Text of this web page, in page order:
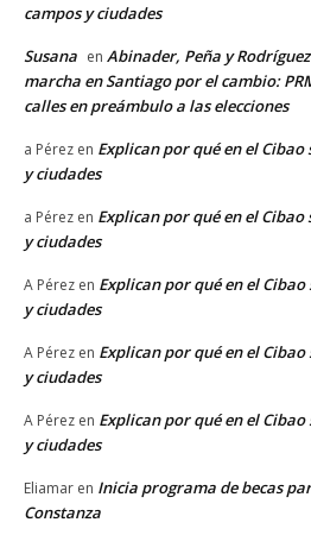
campos y ciudades
Susana en Abinader, Peña y
marcha en Santiago por el cambio:
calles en preámbulo a las elecciones
a Pérez en Explican por qué en el
y ciudades
a Pérez en Explican por qué en el
y ciudades
A Pérez en Explican por qué en el
y ciudades
A Pérez en Explican por qué en el
y ciudades
A Pérez en Explican por qué en el
y ciudades
Eliamar en Inicia programa de becas
Constanza